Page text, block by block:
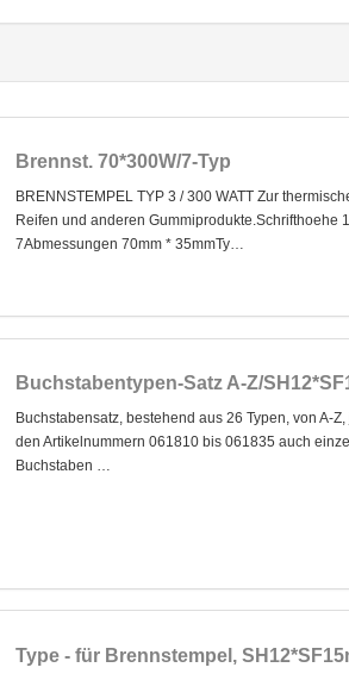
Brennst. 70*300W/7-Typ
BRENNSTEMPEL TYP 3 / 300 WATT Zur
Reifen und anderen Gummiprodukte.Schrifthoehe
7Abmessungen 70mm * 35mmTy…
Buchstabentypen-Satz A-Z/
Buchstabensatz, bestehend aus 26 Typen, von A-
den Artikelnummern 061810 bis 061835 auch
Buchstaben …
Type - für Brennstempel,